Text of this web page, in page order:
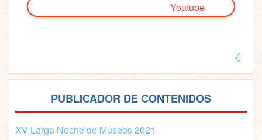
Youtube
PUBLICADOR DE CONTENIDOS
XV Larga Noche de Museos 2021